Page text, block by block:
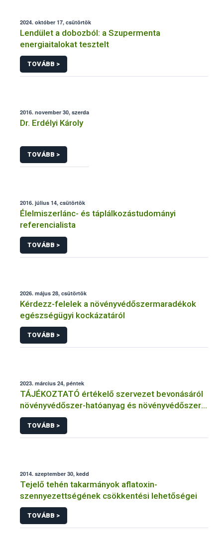
2024. október 17, csütörtök
Lendület a dobozból: a Szupermenta
energiaitalokat tesztelt
TOVÁBB >
2016. november 30, szerda
Dr. Erdélyi Károly
TOVÁBB >
2016. július 14, csütörtök
Élelmiszerlánc- és táplálkozástudományi
referencialista
TOVÁBB >
2026. május 28, csütörtök
Kérdezz-felelek a növényvédőszermaradékok
egészségügyi kockázatáról
TOVÁBB >
2023. március 24, péntek
TÁJÉKOZTATÓ értékelő szervezet bevonásáról
növényvédőszer-hatóanyag és növényvédőszer
engedélyezésére, továbbá a meglévő engedély
meghosszabbítására vagy módosítására irányuló
eljárásba
TOVÁBB >
2014. szeptember 30, kedd
Tejelő tehén takarmányok aflatoxin-
szennyezettségének csökkentési lehetőségei
TOVÁBB >